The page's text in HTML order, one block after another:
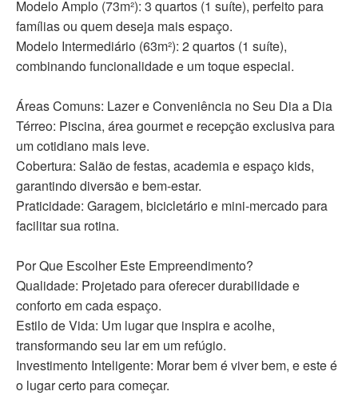
Modelo Amplo (73m²): 3 quartos (1 suíte), perfeito para
famílias ou quem deseja mais espaço.
Modelo Intermediário (63m²): 2 quartos (1 suíte),
combinando funcionalidade e um toque especial.
Áreas Comuns: Lazer e Conveniência no Seu Dia a Dia
Térreo: Piscina, área gourmet e recepção exclusiva para
um cotidiano mais leve.
Cobertura: Salão de festas, academia e espaço kids,
garantindo diversão e bem-estar.
Praticidade: Garagem, bicicletário e mini-mercado para
facilitar sua rotina.
Por Que Escolher Este Empreendimento?
Qualidade: Projetado para oferecer durabilidade e
conforto em cada espaço.
Estilo de Vida: Um lugar que inspira e acolhe,
transformando seu lar em um refúgio.
Investimento Inteligente: Morar bem é viver bem, e este é
o lugar certo para começar.